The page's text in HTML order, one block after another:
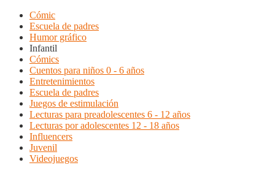
Cómic
Escuela de padres
Humor gráfico
Infantil
Cómics
Cuentos para niños 0 - 6 años
Entretenimientos
Escuela de padres
Juegos de estimulación
Lecturas para preadolescentes 6 - 12 años
Lecturas por adolescentes 12 - 18 años
Influencers
Juvenil
Videojuegos